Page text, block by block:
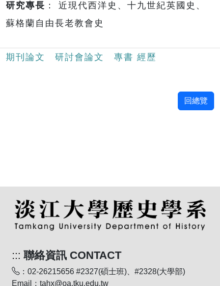
研究專長 ： 近現代西洋史、十九世紀英國史、
蘇格蘭自由長老教會史
期刊論文 研討會論文 專書 經歷
回總覽
::: 聯絡資訊 CONTACT
：02-26215656 #2327(碩士班)、#2328(大學部)
Email：tahx@oa.tku.edu.tw